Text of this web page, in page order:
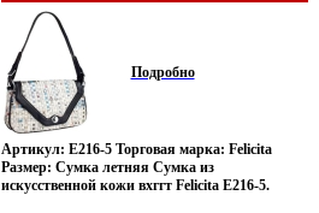
Подробно
Артикул: E216-5 Торговая марка: Felicita
Размер: Сумка летняя Сумка из
искусственной кожи вхггт Felicita E216-5.